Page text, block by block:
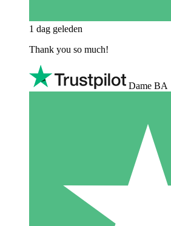
1 dag geleden
Thank you so much!
Dame BA